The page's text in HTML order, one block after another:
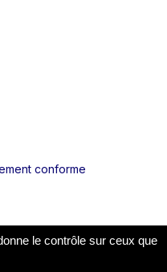
conforme
le contrôle sur ceux que